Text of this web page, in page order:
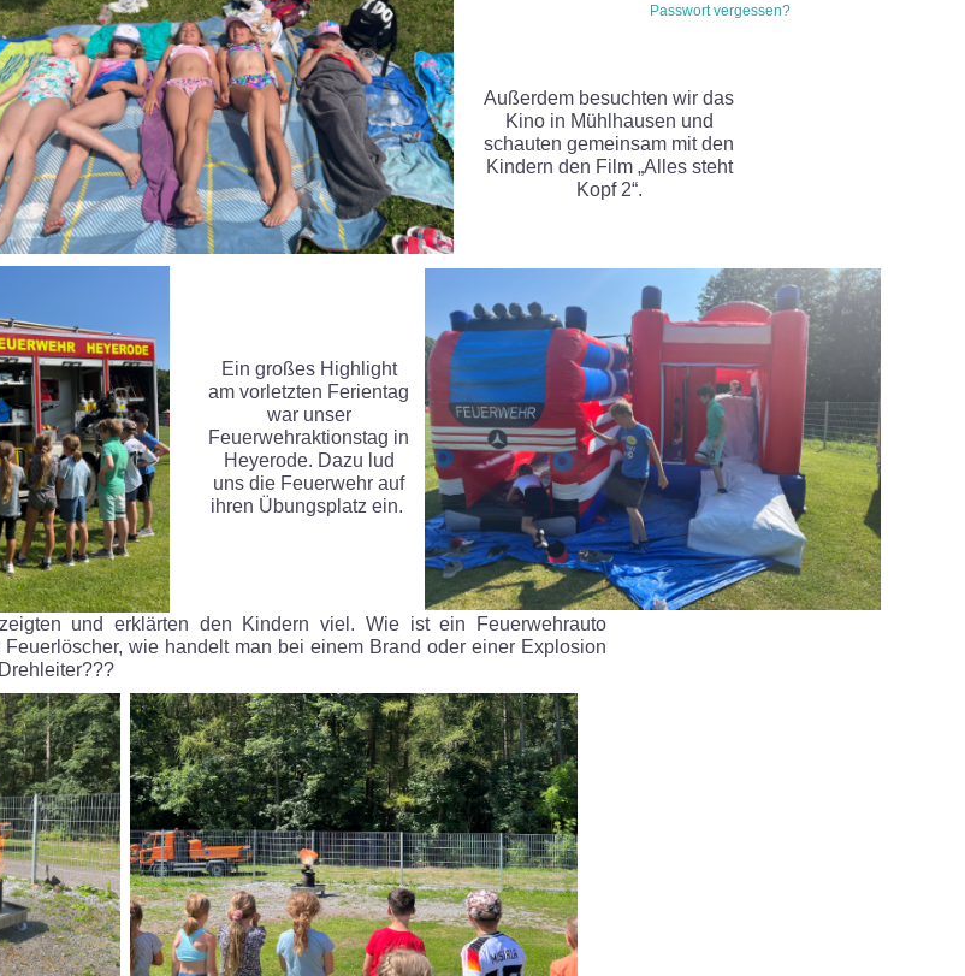
Außerdem besuchten wir das
Kino in Mühlhausen und
schauten gemeinsam mit den
Kindern den Film „Alles steht
Kopf 2“.
Ein großes Highlight
am vorletzten Ferientag
war unser
Feuerwehraktionstag in
Heyerode. Dazu lud
uns die Feuerwehr auf
ihren Übungsplatz ein.
und erklärten den Kindern viel. Wie ist ein Feuerwehrauto
wie handelt man bei einem Brand oder einer Explosion
Passwort vergessen?